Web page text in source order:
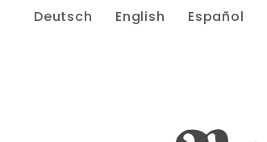
Deutsch English Español